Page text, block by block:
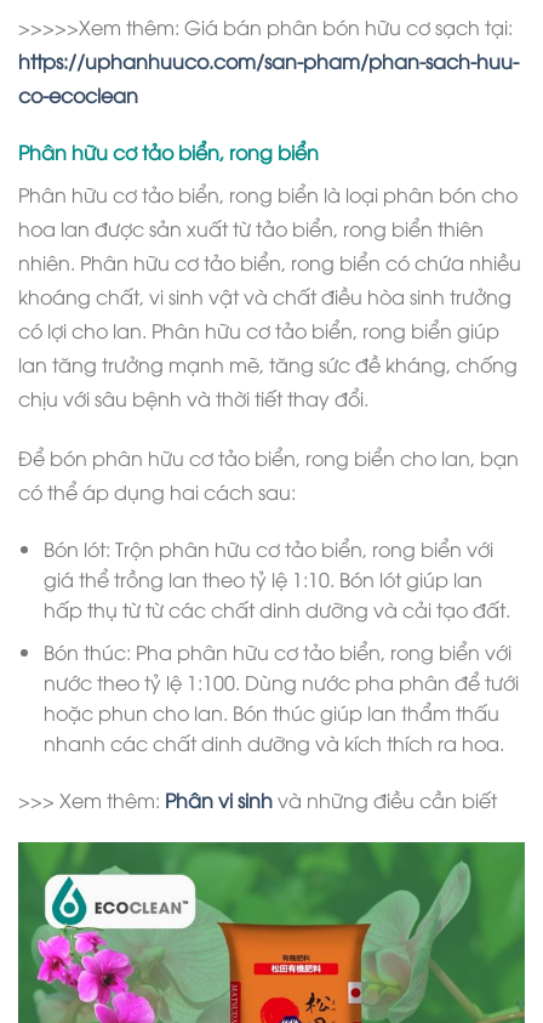
>>>>>Xem thêm: Giá bán phân bón hữu cơ sạch tại:
https://uphanhuuco.com/san-pham/phan-sach-huu-
co-ecoclean
Phân hữu cơ tảo biển, rong biển
Phân hữu cơ tảo biển, rong biển là loại phân bón cho
hoa lan được sản xuất từ tảo biển, rong biển thiên
nhiên. Phân hữu cơ tảo biển, rong biển có chứa nhiều
khoáng chất, vi sinh vật và chất điều hòa sinh trưởng
có lợi cho lan. Phân hữu cơ tảo biển, rong biển giúp
lan tăng trưởng mạnh mẽ, tăng sức đề kháng, chống
chịu với sâu bệnh và thời tiết thay đổi.
Để bón phân hữu cơ tảo biển, rong biển cho lan, bạn
có thể áp dụng hai cách sau:
Bón lót: Trộn phân hữu cơ tảo biển, rong biển với
giá thể trồng lan theo tỷ lệ 1:10. Bón lót giúp lan
hấp thụ từ từ các chất dinh dưỡng và cải tạo đất.
Bón thúc: Pha phân hữu cơ tảo biển, rong biển với
nước theo tỷ lệ 1:100. Dùng nước pha phân để tưới
hoặc phun cho lan. Bón thúc giúp lan thẩm thấu
nhanh các chất dinh dưỡng và kích thích ra hoa.
>>> Xem thêm: Phân vi sinhvà những điều cần biết